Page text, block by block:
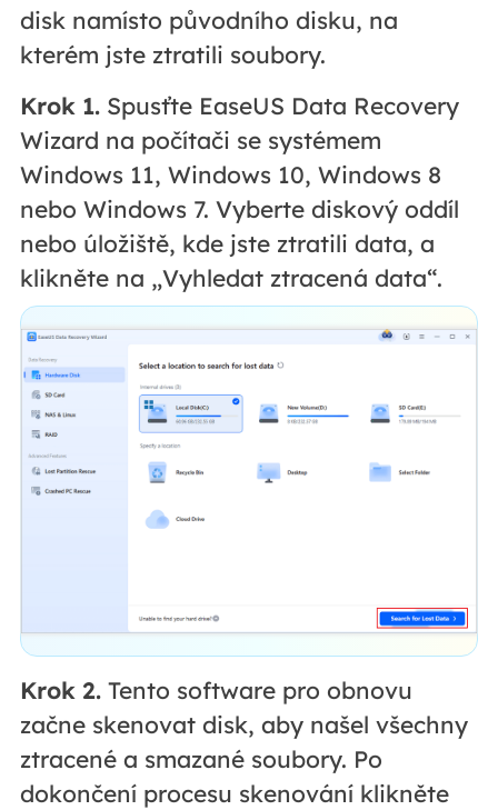
disk namísto původního disku, na
kterém jste ztratili soubory.
Krok 1.Spusťte EaseUS Data Recovery
Wizard na počítači se systémem
Windows 11, Windows 10, Windows 8
nebo Windows 7. Vyberte diskový oddíl
nebo úložiště, kde jste ztratili data, a
klikněte na „Vyhledat ztracená data“.
Krok 2.Tento software pro obnovu
začne skenovat disk, aby našel všechny
ztracené a smazané soubory. Po
dokončení procesu skenování klikněte